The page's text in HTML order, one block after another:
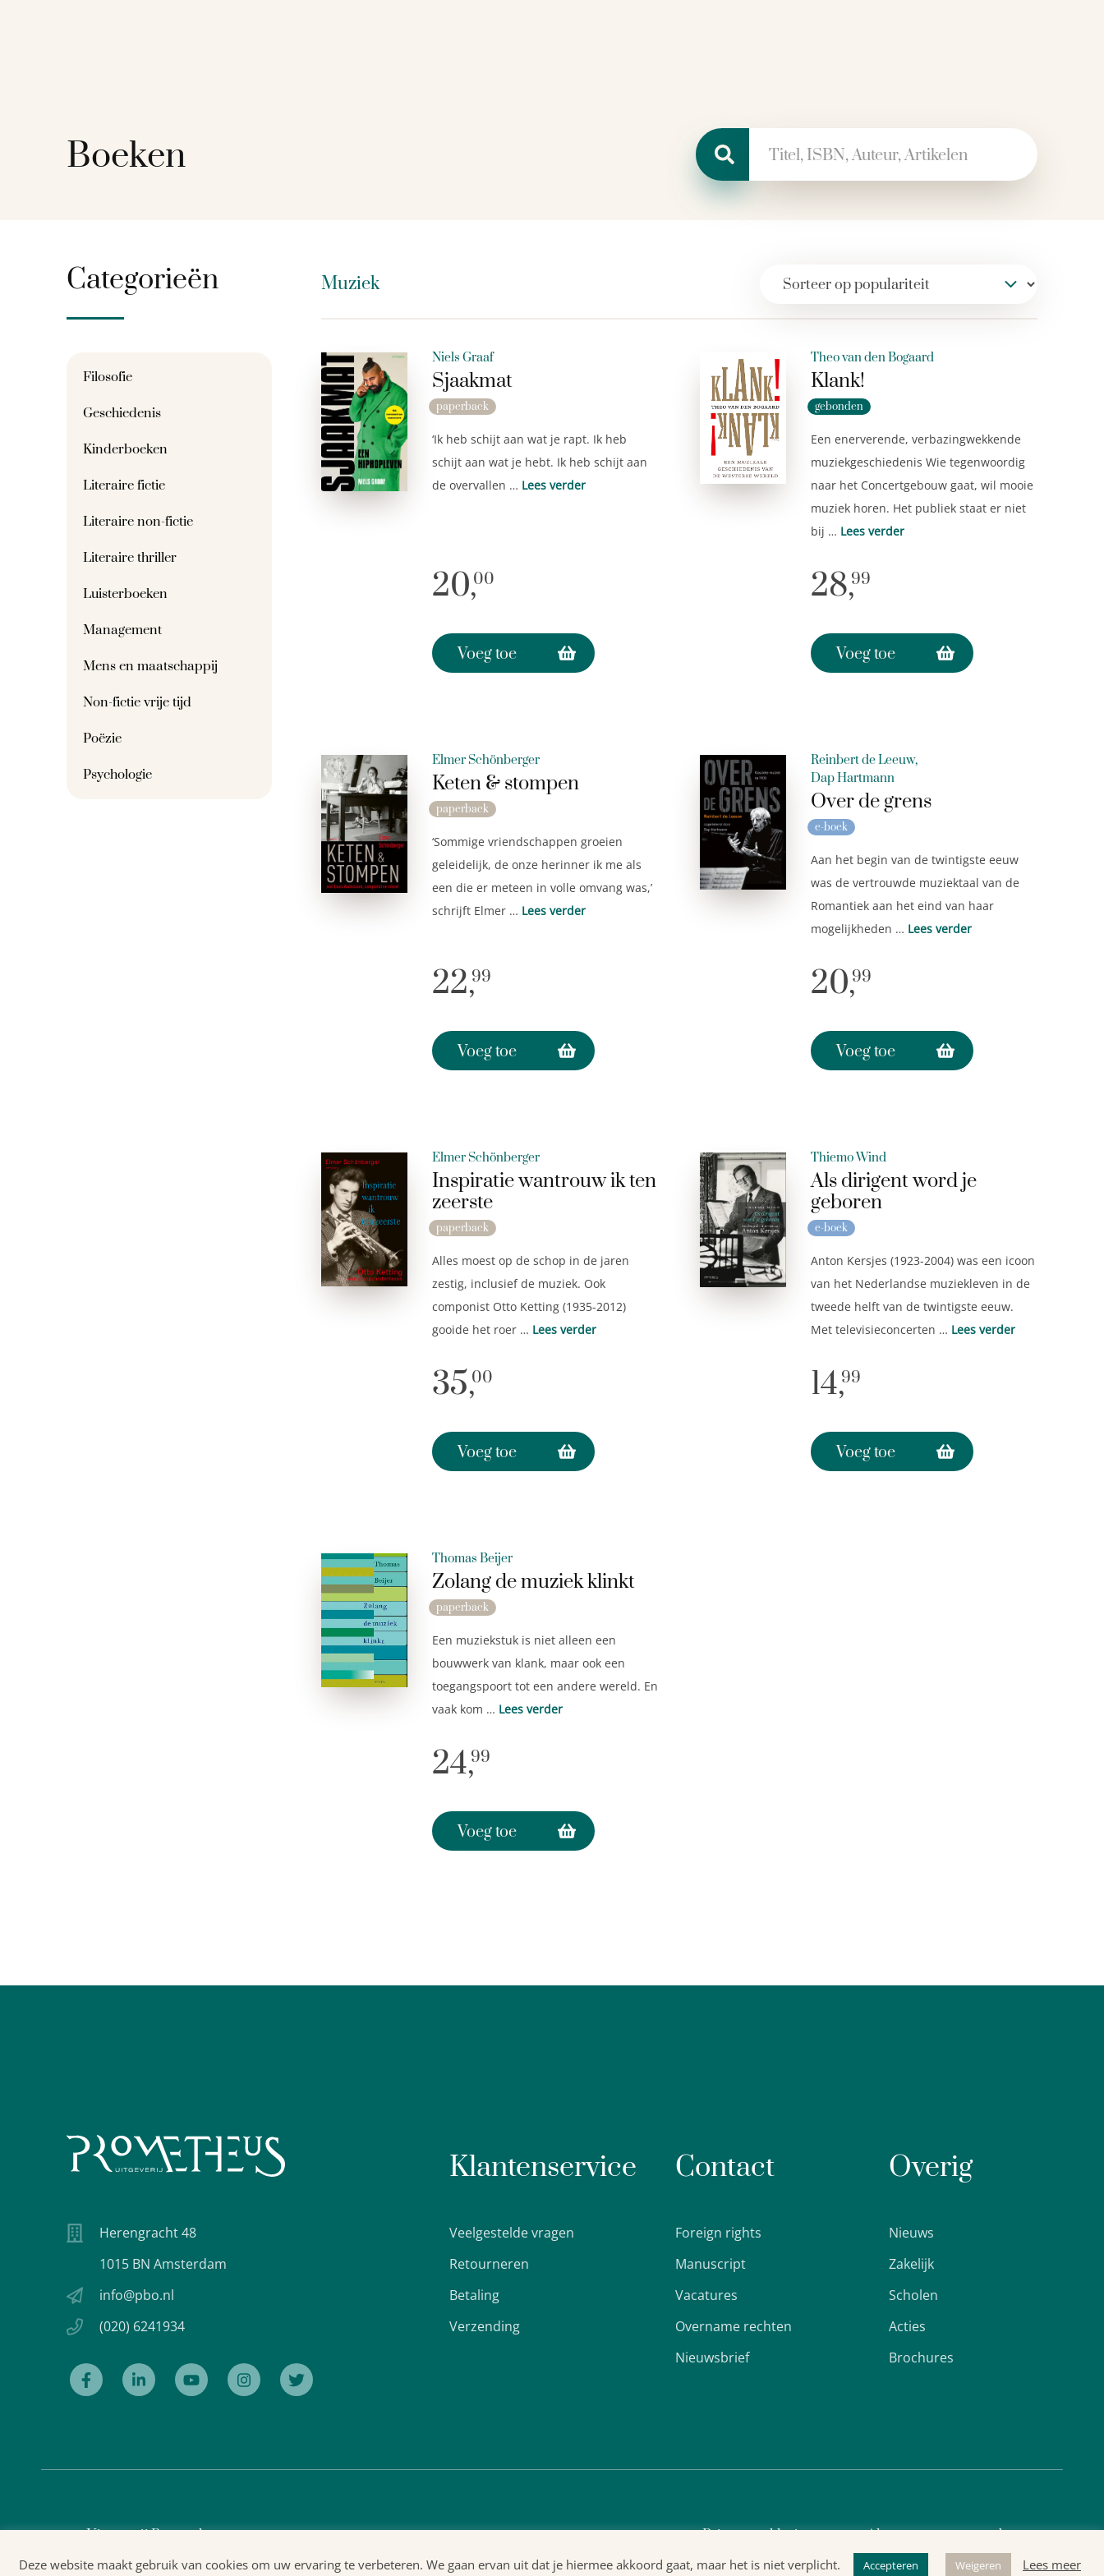
Boeken Zoeken naar:
Categorieën
Filosofie
Geschiedenis
Kinderboeken
Literaire fictie
Literaire non-fictie
Literaire thriller
Luisterboeken
Management
Mens en maatschappij
Non-fictie vrije tijd
Poëzie
Psychologie
Muziek
Niels Graaf
Sjaakmat
paperback
‘Ik heb schijt aan wat je rapt. Ik heb
schijt aan wat je hebt. Ik heb schijt aan
de overvallen … Lees verder
20,00
Voeg toe
Theo van den Bogaard
Klank!
gebonden
Een enerverende, verbazingwekkende
muziekgeschiedenis Wie tegenwoordig
naar het Concertgebouw gaat, wil mooie
muziek horen. Het publiek staat er niet
bij … Lees verder
28,99
Voeg toe
Elmer Schönberger
Keten & stompen
paperback
‘Sommige vriendschappen groeien
geleidelijk, de onze herinner ik me als
een die er meteen in volle omvang was,’
schrijft Elmer … Lees verder
22,99
Voeg toe
Reinbert de Leeuw,
Dap Hartmann
Over de grens
e-boek
Aan het begin van de twintigste eeuw
was de vertrouwde muziektaal van de
Romantiek aan het eind van haar
mogelijkheden … Lees verder
20,99
Voeg toe
Elmer Schönberger
Inspiratie wantrouw ik ten
zeerste
paperback
Alles moest op de schop in de jaren
zestig, inclusief de muziek. Ook
componist Otto Ketting (1935-2012)
gooide het roer … Lees verder
35,00
Voeg toe
Thiemo Wind
Als dirigent word je
geboren
e-boek
Anton Kersjes (1923-2004) was een icoon
van het Nederlandse muziekleven in de
tweede helft van de twintigste eeuw.
Met televisieconcerten … Lees verder
14,99
Voeg toe
Thomas Beijer
Zolang de muziek klinkt
paperback
Een muziekstuk is niet alleen een
bouwwerk van klank, maar ook een
toegangspoort tot een andere wereld. En
vaak kom … Lees verder
24,99
Voeg toe
Herengracht 48
1015 BN Amsterdam
info@pbo.nl
(020) 6241934
Klantenservice
Veelgestelde vragen
Retourneren
Betaling
Verzending
Contact
Foreign rights
Manuscript
Vacatures
Overname rechten
Nieuwsbrief
Overig
Nieuws
Zakelijk
Scholen
Acties
Brochures
Uitgeverij Prometheus Privacyverklaring Algemene voorwaarden
Deze website maakt gebruik van cookies om uw ervaring te verbeteren. We gaan ervan uit dat je hiermee akkoord gaat, maar het is niet verplicht. Accepteren Weigeren Lees meer